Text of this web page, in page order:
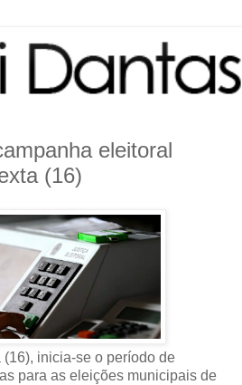
eleitoral
(16)
inicia-se o período de
para as eleições municipais de